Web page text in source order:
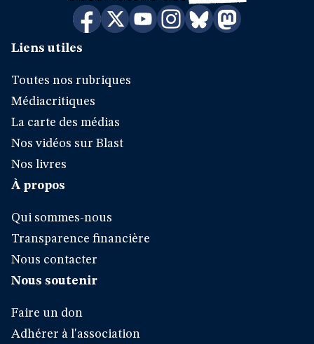
Liens utiles
Toutes nos rubriques
Médiacritiques
La carte des médias
Nos vidéos sur Blast
Nos livres
À propos
Qui sommes-nous
Transparence financière
Nous contacter
Nous soutenir
Faire un don
Adhérer à l'association